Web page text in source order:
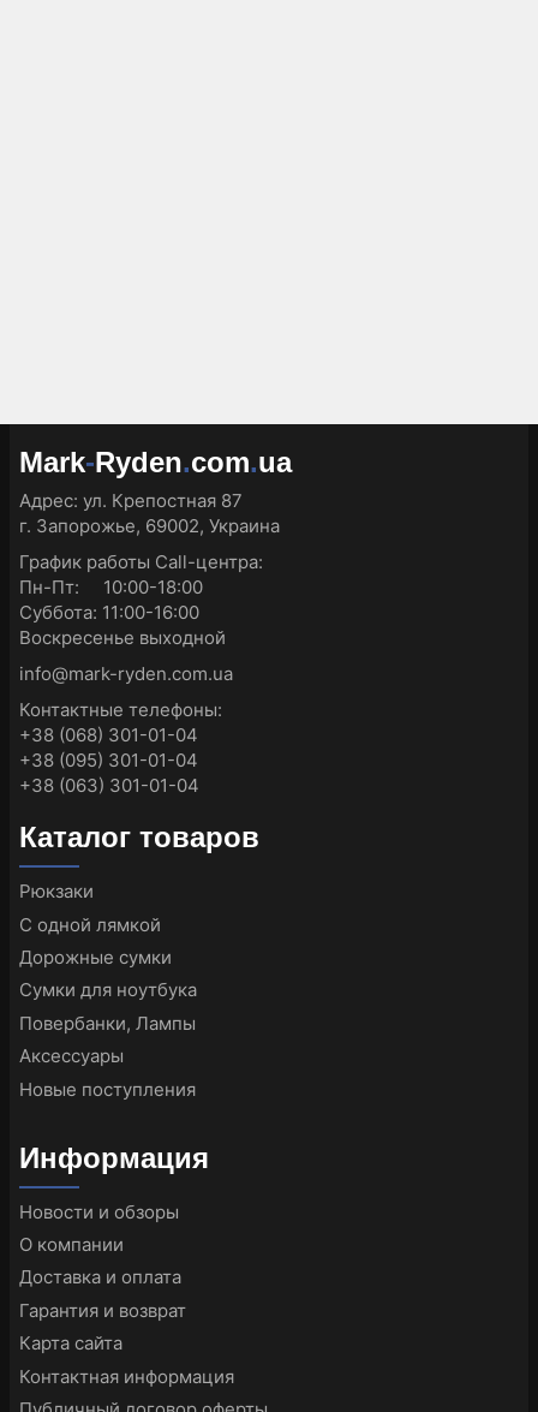
Mark-Ryden.com.ua
Адрес: ул. Крепостная 87
г. Запорожье, 69002, Украина
График работы Call-центра:
Пн-Пт: 10:00-18:00
Суббота: 11:00-16:00
Воскресенье выходной
info@mark-ryden.com.ua
Контактные телефоны:
+38 (068) 301-01-04
+38 (095) 301-01-04
+38 (063) 301-01-04
Каталог товаров
Рюкзаки
С одной лямкой
Дорожные сумки
Сумки для ноутбука
Повербанки, Лампы
Аксессуары
Новые поступления
Информация
Новости и обзоры
О компании
Доставка и оплата
Гарантия и возврат
Карта сайта
Контактная информация